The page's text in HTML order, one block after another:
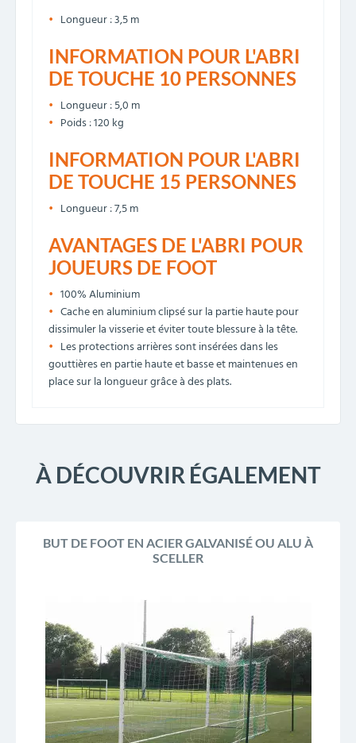
Longueur : 3,5 m
INFORMATION POUR L'ABRI
DE TOUCHE 10 PERSONNES
Longueur : 5,0 m
Poids : 120 kg
INFORMATION POUR L'ABRI
DE TOUCHE 15 PERSONNES
Longueur : 7,5 m
AVANTAGES DE L'ABRI POUR
JOUEURS DE FOOT
100% Aluminium
Cache en aluminium clipsé sur la partie haute pour
dissimuler la visserie et éviter toute blessure à la tête.
Les protections arrières sont insérées dans les
gouttières en partie haute et basseet maintenues en
place sur la longueur grâce à des plats.
À DÉCOUVRIR ÉGALEMENT
BUT DE FOOT EN ACIER GALVANISÉ OU ALU À
SCELLER